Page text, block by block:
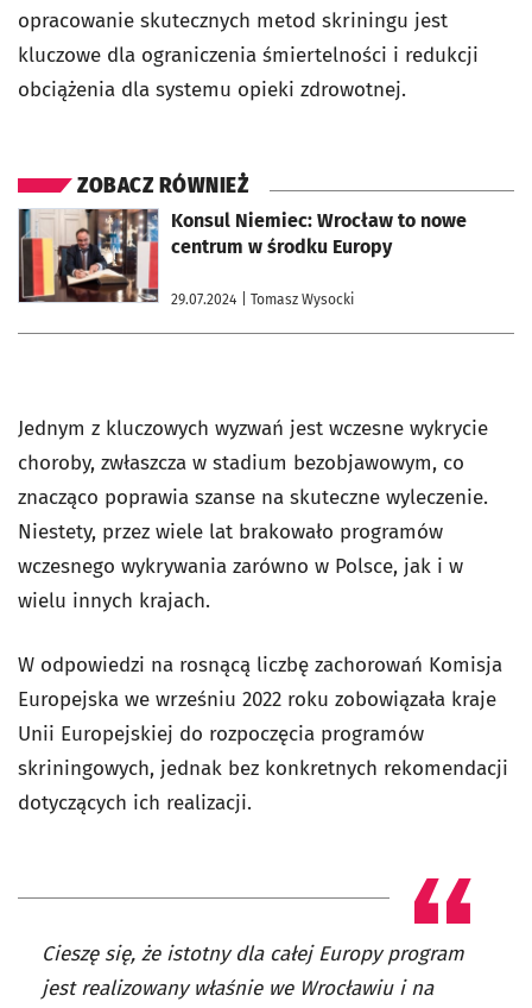
opracowanie skutecznych metod skriningu jest
kluczowe dla ograniczenia śmiertelności i redukcji
obciążenia dla systemu opieki zdrowotnej.
ZOBACZ RÓWNIEŻ
Konsul Niemiec: Wrocław to nowe
centrum w środku Europy
29.07.2024 | Tomasz Wysocki
otworzy się w nowej karcie
Jednym z kluczowych wyzwań jest wczesne wykrycie
choroby, zwłaszcza w stadium bezobjawowym, co
znacząco poprawia szanse na skuteczne wyleczenie.
Niestety, przez wiele lat brakowało programów
wczesnego wykrywania zarówno w Polsce, jak i w
wielu innych krajach.
W odpowiedzi na rosnącą liczbę zachorowań Komisja
Europejska we wrześniu 2022 roku zobowiązała kraje
Unii Europejskiej do rozpoczęcia programów
skriningowych, jednak bez konkretnych rekomendacji
dotyczących ich realizacji.
Cieszę się, że istotny dla całej Europy program
jest realizowany właśnie we Wrocławiu i na